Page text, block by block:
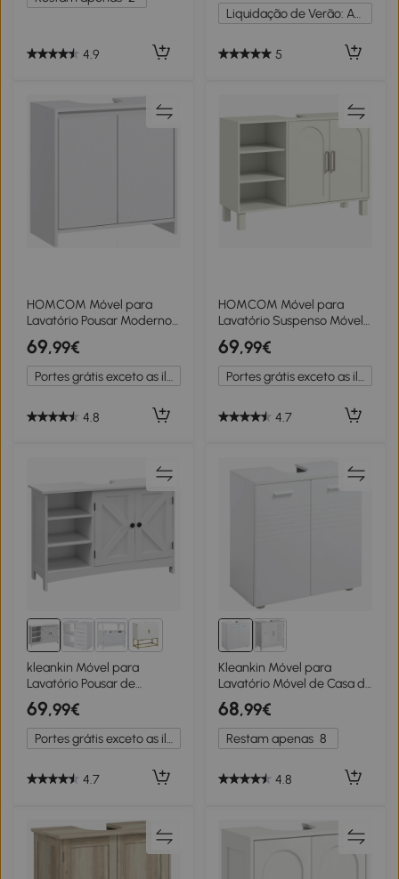
60x30x60cm Branco
4.9
Pedestal 60x30x60 cm
Madeira
Liquidação de Verão: Até -20%
5
HOMCOM Móvel para
Lavatório Pousar Moderno
com Prateleira Anti-Tombo
Carga 40 kg 60x30x60 cm
Branco
69,99€
4.8
HOMCOM Móvel para
Lavatório Suspenso Móvel
para Casa de Banho
Moderno com 2 Portas e
Prateleiras Ajustáveis
90x30x63 cm Creme
69,99€
4.7
1+
kleankin Móvel para
Lavatório Pousar de
Madeira com 1 Armário 3
Prateleiras Abertas e
Prateleira Ajustável
90x30x60 cm Branco
69,99€
Portes grátis exceto as ilhas
4.7
Kleankin Móvel para
Lavatório Móvel de Casa de
Banho com 2 Portas e
Prateleira Interior Ajustável
Estilo Moderno
60x30x62,5cm Branco
68,99€
Restam apenas 8
4.8